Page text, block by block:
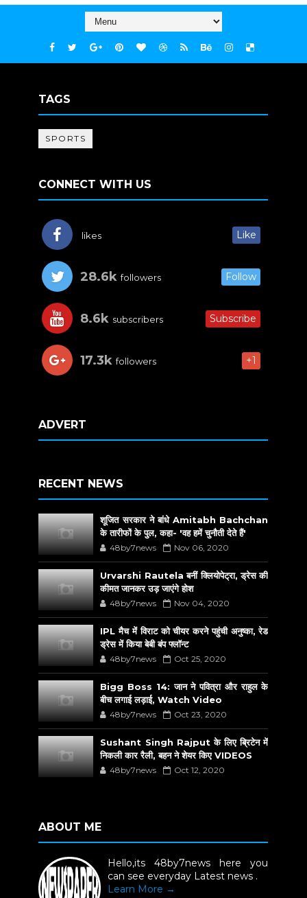
TAGS
SPORTS
CONNECT WITH US
likes Like
28.6k followers Follow
8.6k subscribers Subscribe
17.3k followers +1
ADVERT
RECENT NEWS
शूजित सरकार ने बांधे Amitabh Bachchan
के तारीफों के पुल, कहा- 'वह हमें चुनौती देते हैं'
48by7news Nov 06, 2020
Urvarshi Rautela बनीं क्लियोपेट्रा, ड्रेस की
कीमत जानकर उड़ जाएंगे होश
48by7news Nov 04, 2020
IPL मैच में विराट को चीयर करने पहुंची अनुष्का, रेड
ड्रेस में किया बेबी बंप फ्लॉन्ट
48by7news Oct 25, 2020
Bigg Boss 14: जान ने पवित्रा और राहुल के
बीच लगाई लड़ाई, Watch Video
48by7news Oct 23, 2020
Sushant Singh Rajput के लिए ब्रिटेन में
निकली कार रैली, बहन ने शेयर किए VIDEOS
48by7news Oct 12, 2020
ABOUT ME
Hello,its 48by7news here you
can see everyday Latest news .
Learn More →